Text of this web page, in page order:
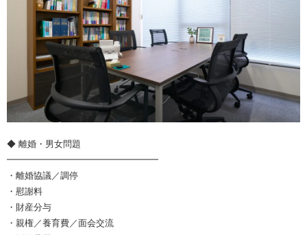
◆ 離婚・男女問題
━━━━━━━━━━━━━━━━━
・離婚協議／調停
・慰謝料
・財産分与
・親権／養育費／面会交流